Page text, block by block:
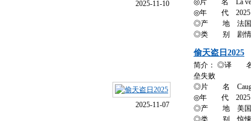
2025-11-10
◎片 名 La
◎年 代 2025
◎产 地 法国
◎类 别 剧情 /
2025-11-07
偷天盗日2025
简介： ◎译 名
垒失败
◎片 名 Caught
◎年 代 2025
◎产 地 美国
◎类 别 惊悚 /